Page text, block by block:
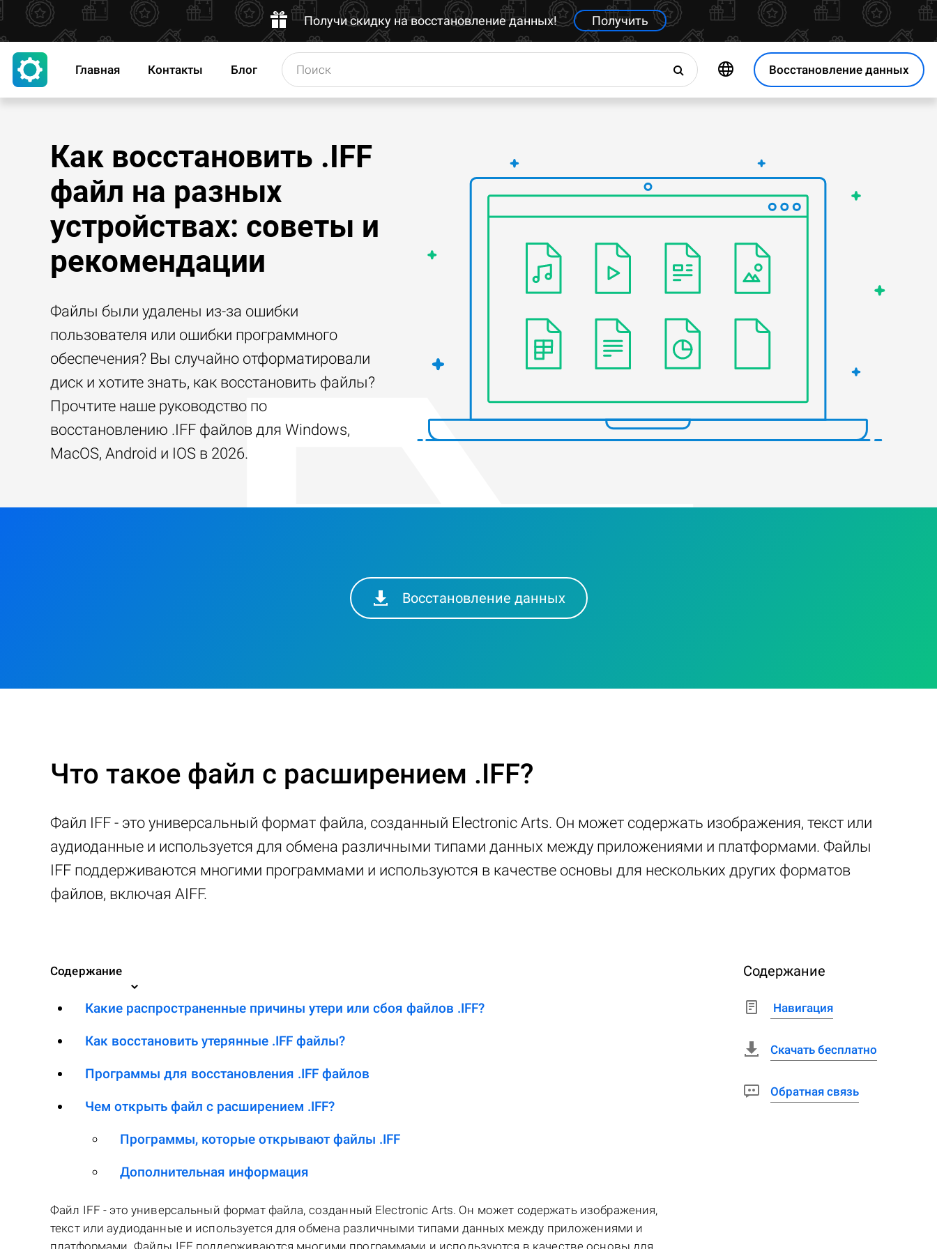
Получи скидку на восстановление данных! Получить
Восстановление данных
Главная Контакты Блог
Как восстановить .IFF
файл на разных
устройствах: советы и
рекомендации
Файлы были удалены из-за ошибки
пользователя или ошибки программного
обеспечения? Вы случайно отформатировали
диск и хотите знать, как восстановить файлы?
Прочтите наше руководство по
восстановлению .IFF файлов для Windows,
MacOS, Android и IOS в 2026.
Восстановление данных
Что такое файл с расширением .IFF?
Файл IFF - это универсальный формат файла, созданный Electronic Arts. Он может содержать изображения, текст или
аудиоданные и используется для обмена различными типами данных между приложениями и платформами. Файлы
IFF поддерживаются многими программами и используются в качестве основы для нескольких других форматов
файлов, включая AIFF.
Содержание
Какие распространенные причины утери или сбоя файлов .IFF?
Как восстановить утерянные .IFF файлы?
Программы для восстановления .IFF файлов
Чем открыть файл с расширением .IFF?
Программы, которые открывают файлы .IFF
Дополнительная информация
Файл IFF - это универсальный формат файла, созданный Electronic Arts. Он может содержать изображения,
текст или аудиоданные и используется для обмена различными типами данных между приложениями и
платформами. Файлы IFF поддерживаются многими программами и используются в качестве основы для
Содержание
Навигация
Скачать бесплатно
Обратная связь